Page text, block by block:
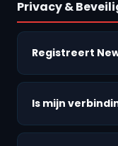
Privacy &
Registreert
Is mijn